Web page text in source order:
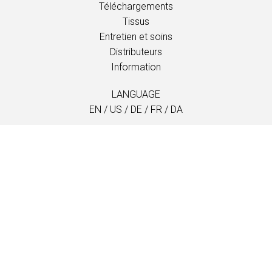
Téléchargements
Tissus
Entretien et soins
Distributeurs
Information
LANGUAGE
EN / US / DE / FR / DA